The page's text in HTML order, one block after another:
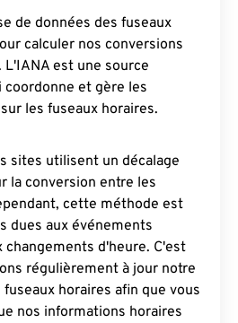
de données des fuseaux
calculer nos conversions
est une source
et gère les
les fuseaux horaires.
sites utilisent un décalage
la conversion entre les
cette méthode est
dues aux événements
d'heure. C'est
régulièrement à jour notre
horaires afin que vous
nos informations horaires